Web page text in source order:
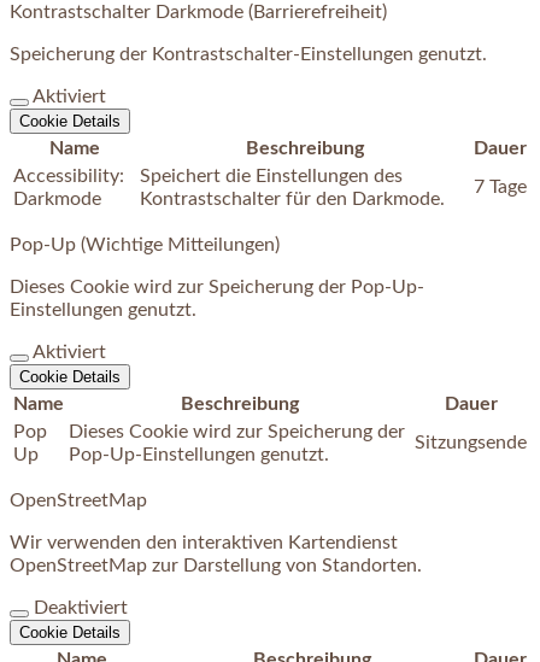
Kontrastschalter Darkmode (Barrierefreiheit)
Speicherung der Kontrastschalter-Einstellungen genutzt.
Aktiviert
Cookie Details
Name Beschreibung
Dauer
Accessibility:
Darkmode
Speichert die Einstellungen des
Kontrastschalter für den Darkmode.
7 Tage
Pop-Up (Wichtige Mitteilungen)
Dieses Cookie wird zur Speicherung der Pop-Up-
Einstellungen genutzt.
Aktiviert
Cookie Details
Name Beschreibung
Dauer
Pop
Up
Dieses Cookie wird zur Speicherung der
Pop-Up-Einstellungen genutzt.
Sitzungsende
OpenStreetMap
Wir verwenden den interaktiven Kartendienst
OpenStreetMap zur Darstellung von Standorten.
Deaktiviert
Cookie Details